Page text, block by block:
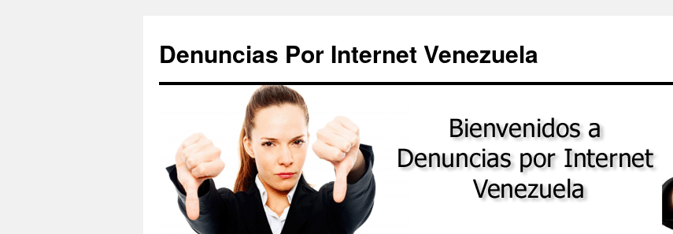
contenido
Denuncias Por Internet Venezuela